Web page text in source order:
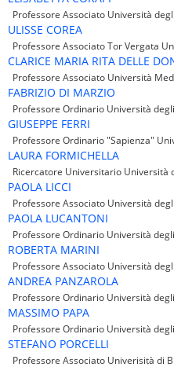
Professore Associato Università
ULISSE COREA
Professore Associato Tor Vergata
CLARICE MARIA RITA DELLE
Professore Associato Università
FABRIZIO DI MARZIO
Professore Ordinario Università
GIUSEPPE FERRI
Professore Ordinario "Sapienza"
LAURA FORMICHELLA
Ricercatore Universitario Università
PAOLA LICCI
Professore Associato Università
PAOLA LUCANTONI
Professore Ordinario Università
ROBERTA MARINI
Professore Associato Università
ANDREA PANZAROLA
Professore Ordinario Università
MASSIMO PAPA
Professore Ordinario Università
STEFANO PORCELLI
Professore Associato Univerisità di